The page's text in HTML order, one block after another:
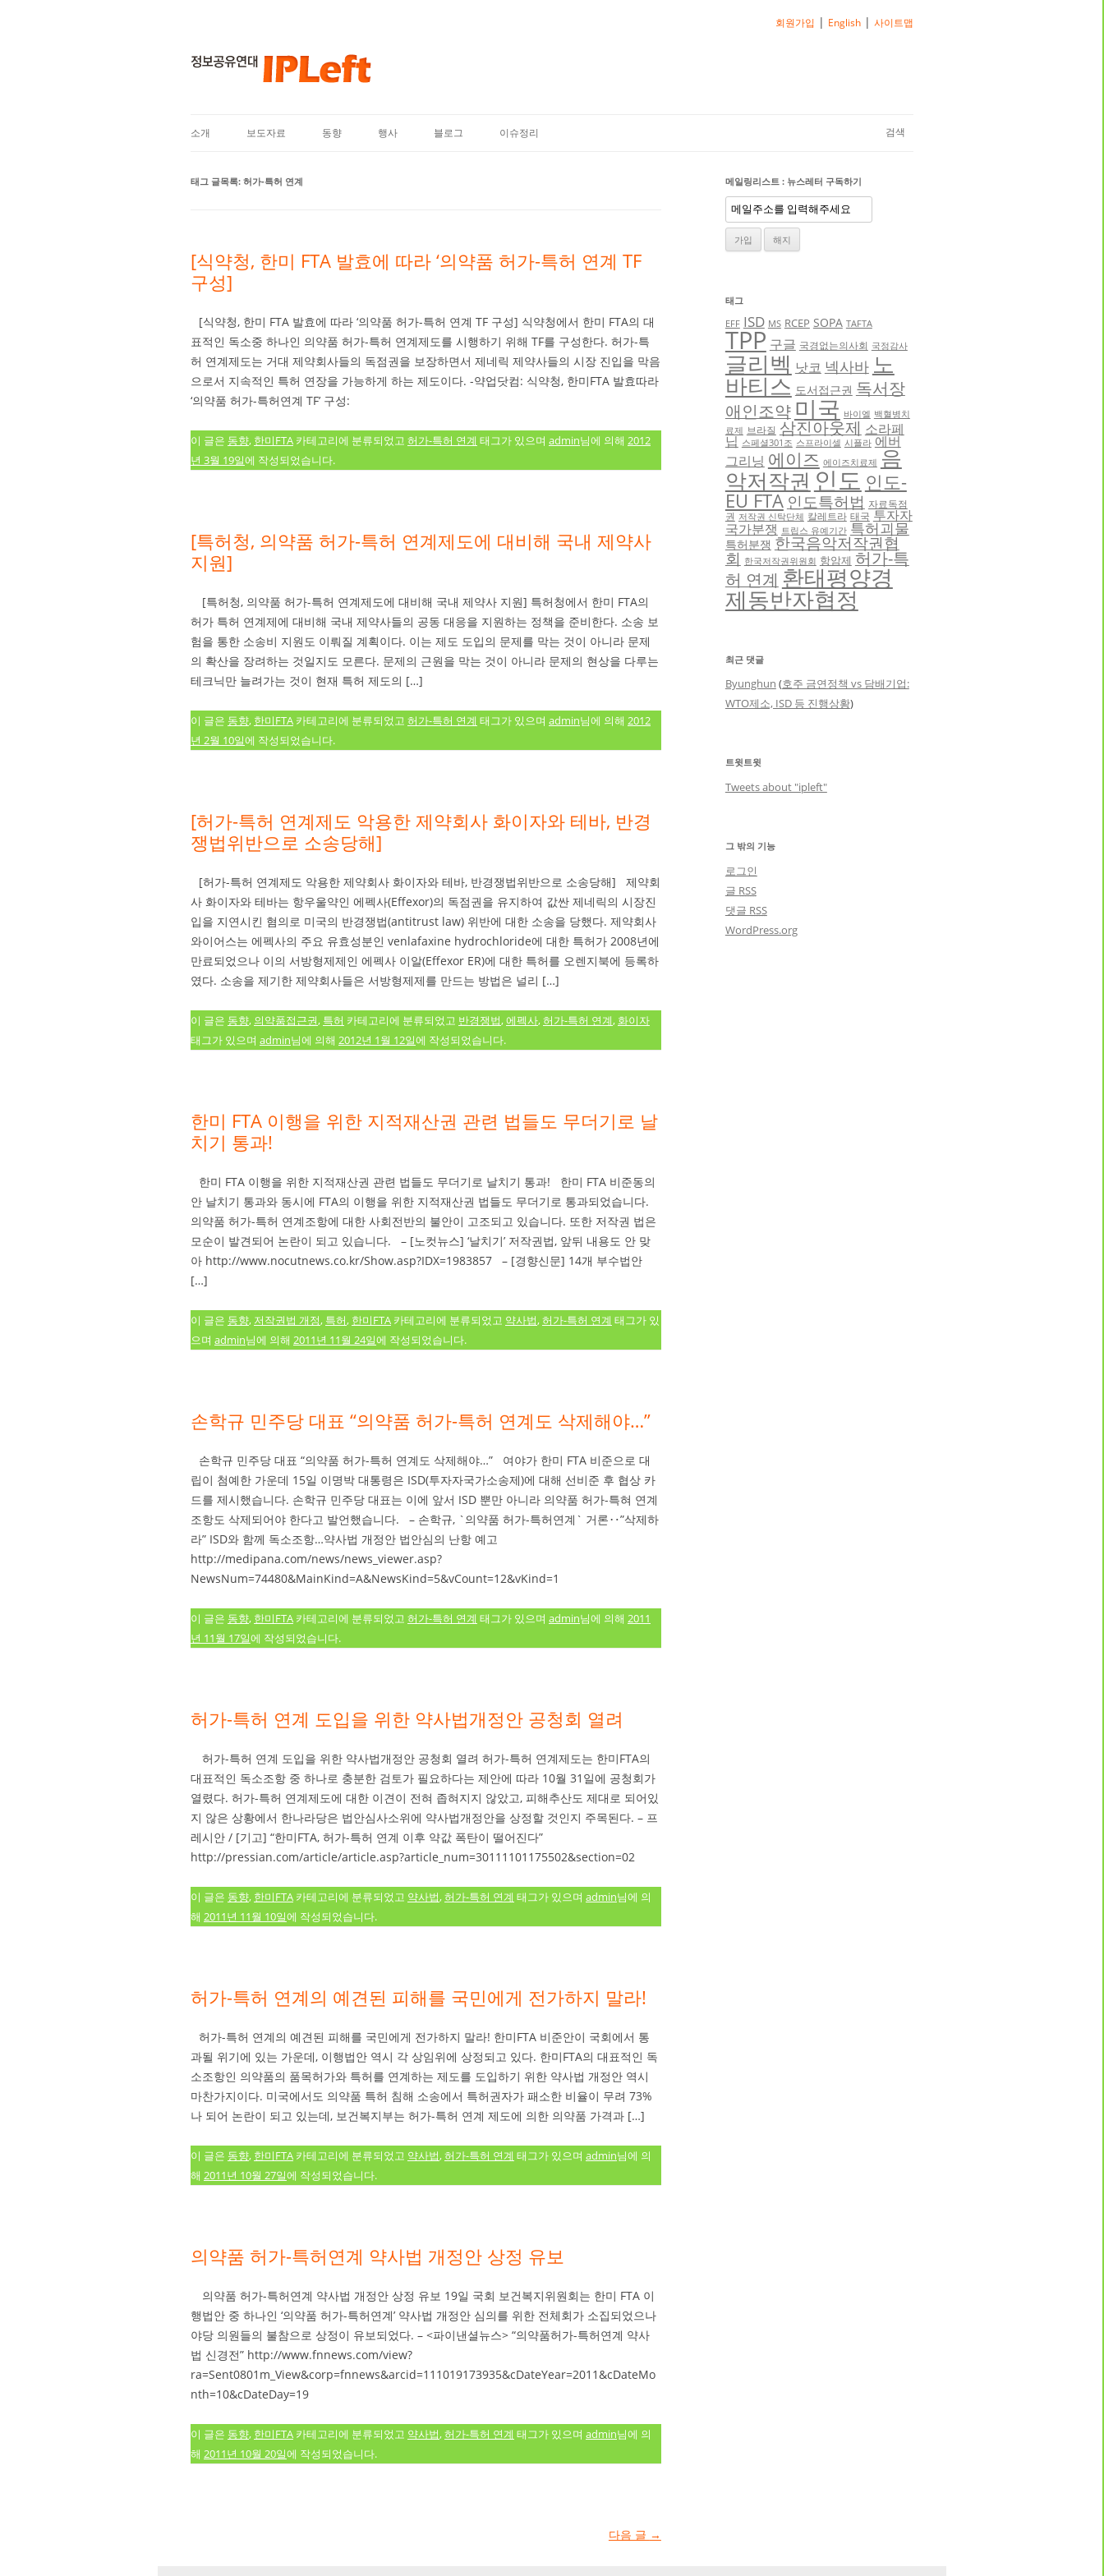
소개 보도자료 동향 행사 블로그 이슈정리 검색
회원가입 | English |사이트맵
태그 글목록: 허가-특허 연계
[식약청, 한미 FTA 발효에 따라 ‘의약품 허가-특허 연계 TF
구성]
[식약청, 한미 FTA 발효에 따라 ‘의약품 허가-특허 연계 TF 구성] 식약청에서 한미 FTA의 대
표적인 독소중 하나인 의약품 허가-특허 연계제도를 시행하기 위해 TF를 구성한다. 허가-특
허 연계제도는 거대 제약회사들의 독점권을 보장하면서 제네릭 제약사들의 시장 진입을 막음
으로서 지속적인 특허 연장을 가능하게 하는 제도이다. -약업닷컴: 식약청, 한미FTA 발효따라
‘의약품 허가-특허연계 TF’ 구성:
이 글은 동향, 한미FTA 카테고리에 분류되었고 허가-특허 연계 태그가 있으며 admin님에 의해 2012
년 3월 19일에 작성되었습니다.
[특허청, 의약품 허가-특허 연계제도에 대비해 국내 제약사
지원]
[특허청, 의약품 허가-특허 연계제도에 대비해 국내 제약사 지원] 특허청에서 한미 FTA의
허가 특허 연계제에 대비해 국내 제약사들의 공동 대응을 지원하는 정책을 준비한다. 소송 보
험을 통한 소송비 지원도 이뤄질 계획이다. 이는 제도 도입의 문제를 막는 것이 아니라 문제
의 확산을 장려하는 것일지도 모른다. 문제의 근원을 막는 것이 아니라 문제의 현상을 다루는
테크닉만 늘려가는 것이 현재 특허 제도의 […]
이 글은 동향, 한미FTA 카테고리에 분류되었고 허가-특허 연계 태그가 있으며 admin님에 의해 2012
년 2월 10일에 작성되었습니다.
[허가-특허 연계제도 악용한 제약회사 화이자와 테바, 반경
쟁법위반으로 소송당해]
[허가-특허 연계제도 악용한 제약회사 화이자와 테바, 반경쟁법위반으로 소송당해] 제약회
사 화이자와 테바는 항우울약인 에펙사(Effexor)의 독점권을 유지하여 값싼 제네릭의 시장진
입을 지연시킨 혐의로 미국의 반경쟁법(antitrust law) 위반에 대한 소송을 당했다. 제약회사
와이어스는 에펙사의 주요 유효성분인 venlafaxine hydrochloride에 대한 특허가 2008년에
만료되었으나 이의 서방형제제인 에펙사 이알(Effexor ER)에 대한 특허를 오렌지북에 등록하
였다. 소송을 제기한 제약회사들은 서방형제제를 만드는 방법은 널리 […]
이 글은 동향, 의약품접근권, 특허 카테고리에 분류되었고 반경쟁법,에펙사,허가-특허 연계,화이자
태그가 있으며 admin님에 의해 2012년 1월 12일에 작성되었습니다.
한미 FTA 이행을 위한 지적재산권 관련 법들도 무더기로 날
치기 통과!
한미 FTA 이행을 위한 지적재산권 관련 법들도 무더기로 날치기 통과! 한미 FTA 비준동의
안 날치기 통과와 동시에 FTA의 이행을 위한 지적재산권 법들도 무더기로 통과되었습니다.
의약품 허가-특허 연계조항에 대한 사회전반의 불안이 고조되고 있습니다. 또한 저작권 법은
모순이 발견되어 논란이 되고 있습니다. – [노컷뉴스] ‘날치기’ 저작권법, 앞뒤 내용도 안 맞
아 http://www.nocutnews.co.kr/Show.asp?IDX=1983857 – [경향신문] 14개 부수법안
[…]
이 글은 동향, 저작권법 개정, 특허, 한미FTA 카테고리에 분류되었고 약사법,허가-특허 연계 태그가 있
으며 admin님에 의해 2011년 11월 24일에 작성되었습니다.
손학규 민주당 대표 “의약품 허가-특허 연계도 삭제해야…”
손학규 민주당 대표 “의약품 허가-특허 연계도 삭제해야…” 여야가 한미 FTA 비준으로 대
립이 첨예한 가운데 15일 이명박 대통령은 ISD(투자자국가소송제)에 대해 선비준 후 협상 카
드를 제시했습니다. 손학규 민주당 대표는 이에 앞서 ISD 뿐만 아니라 의약품 허가-특혀 연계
조항도 삭제되어야 한다고 발언했습니다. – 손학규, `의약품 허가-특허연계` 거론‥”삭제하
라” ISD와 함께 독소조항…약사법 개정안 법안심의 난항 예고
http://medipana.com/news/news_viewer.asp?
NewsNum=74480&MainKind=A&NewsKind=5&vCount=12&vKind=1
이 글은 동향, 한미FTA 카테고리에 분류되었고 허가-특허 연계 태그가 있으며 admin님에 의해 2011
년 11월 17일에 작성되었습니다.
허가-특허 연계 도입을 위한 약사법개정안 공청회 열려
허가-특허 연계 도입을 위한 약사법개정안 공청회 열려 허가-특허 연계제도는 한미FTA의
대표적인 독소조항 중 하나로 충분한 검토가 필요하다는 제안에 따라 10월 31일에 공청회가
열렸다. 허가-특허 연계제도에 대한 이견이 전혀 좁혀지지 않았고, 피해추산도 제대로 되어있
지 않은 상황에서 한나라당은 법안심사소위에 약사법개정안을 상정할 것인지 주목된다. – 프
레시안 / [기고] “한미FTA, 허가-특허 연계 이후 약값 폭탄이 떨어진다”
http://pressian.com/article/article.asp?article_num=30111101175502&section=02
이 글은 동향, 한미FTA 카테고리에 분류되었고 약사법,허가-특허 연계 태그가 있으며 admin님에 의
해 2011년 11월 10일에 작성되었습니다.
허가-특허 연계의 예견된 피해를 국민에게 전가하지 말라!
허가-특허 연계의 예견된 피해를 국민에게 전가하지 말라! 한미FTA 비준안이 국회에서 통
과될 위기에 있는 가운데, 이행법안 역시 각 상임위에 상정되고 있다. 한미FTA의 대표적인 독
소조항인 의약품의 품목허가와 특허를 연계하는 제도를 도입하기 위한 약사법 개정안 역시
마찬가지이다. 미국에서도 의약품 특허 침해 소송에서 특허권자가 패소한 비율이 무려 73%
나 되어 논란이 되고 있는데, 보건복지부는 허가-특허 연계 제도에 의한 의약품 가격과 […]
이 글은 동향, 한미FTA 카테고리에 분류되었고 약사법,허가-특허 연계 태그가 있으며 admin님에 의
해 2011년 10월 27일에 작성되었습니다.
의약품 허가-특허연계 약사법 개정안 상정 유보
의약품 허가-특허연계 약사법 개정안 상정 유보 19일 국회 보건복지위원회는 한미 FTA 이
행법안 중 하나인 ‘의약품 허가-특허연계’ 약사법 개정안 심의를 위한 전체회가 소집되었으나
야당 의원들의 불참으로 상정이 유보되었다. – <파이낸셜뉴스> “의약품허가-특허연계 약사
법 신경전” http://www.fnnews.com/view?
ra=Sent0801m_View&corp=fnnews&arcid=111019173935&cDateYear=2011&cDateMo
nth=10&cDateDay=19
이 글은 동향, 한미FTA 카테고리에 분류되었고 약사법,허가-특허 연계 태그가 있으며 admin님에 의
해 2011년 10월 20일에 작성되었습니다.
다음 글 →
메일링리스트 : 뉴스레터 구독하기
태그
EFF ISD MS RCEP SOPA TAFTA
TPP 구글 국경없는의사회 국정감사
글리벡 낫코 넥사바 노
바티스 도서접근권 독서장
애인조약 미국 바이엘 백혈병치
료제 브라질 삼진아웃제 소라페
닙 스페셜301조 스프라이셀 시플라 에버
그리닝 에이즈 에이즈치료제 음
악저작권 인도 인도-
EU FTA 인도특허법 자료독점
권 저작권 신탁단체 칼레트라 태국 투자자
국가분쟁 트립스 유예기간 특허괴물
특허분쟁 한국음악저작권협
회 한국저작권위원회 항암제 허가-특
허 연계 환태평양경
제동반자협정
최근 댓글
Byunghun (호주 금연정책 vs 담배기업:
WTO제소, ISD 등 진행상황)
트윗트윗
Tweets about "ipleft"
그 밖의 기능
로그인
글 RSS
댓글 RSS
WordPress.org